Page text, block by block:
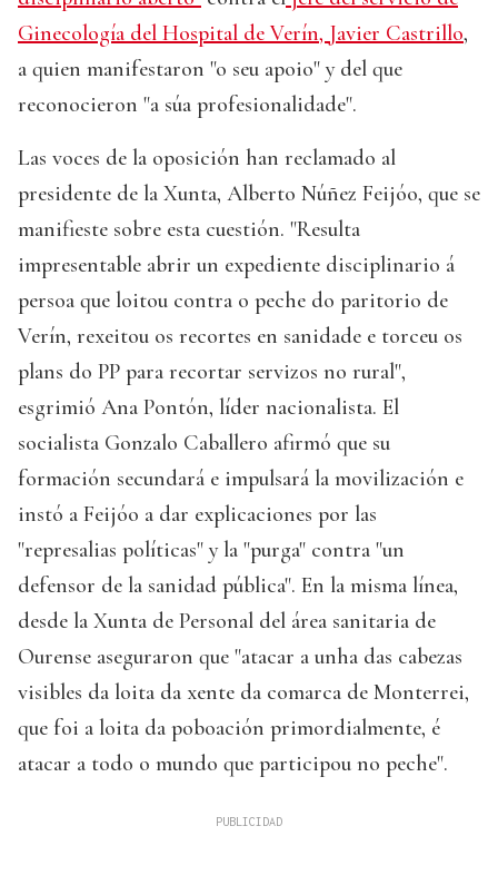
Ginecología del Hospital de Verín, Javier Castrillo,
a quien manifestaron "o seu apoio" y del que
reconocieron "a súa profesionalidade".
Las voces de la oposición han reclamado al
presidente de la Xunta, Alberto Núñez Feijóo, que se
manifieste sobre esta cuestión. "Resulta
impresentable abrir un expediente disciplinario á
persoa que loitou contra o peche do paritorio de
Verín, rexeitou os recortes en sanidade e torceu os
plans do PP para recortar servizos no rural",
esgrimió Ana Pontón, líder nacionalista. El
socialista Gonzalo Caballero afirmó que su
formación secundará e impulsará la movilización e
instó a Feijóo a dar explicaciones por las
"represalias políticas" y la "purga" contra "un
defensor de la sanidad pública". En la misma línea,
desde la Xunta de Personal del área sanitaria de
Ourense aseguraron que "atacar a unha das cabezas
visibles da loita da xente da comarca de Monterrei,
que foi a loita da poboación primordialmente, é
atacar a todo o mundo que participou no peche".